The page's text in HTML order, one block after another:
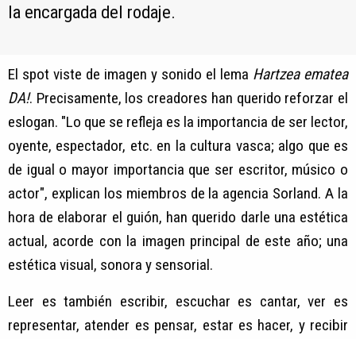
la encargada del rodaje.
El spot viste de imagen y sonido el lema Hartzea ematea
DA!. Precisamente, los creadores han querido reforzar el
eslogan. "Lo que se refleja es la importancia de ser lector,
oyente, espectador, etc. en la cultura vasca; algo que es
de igual o mayor importancia que ser escritor, músico o
actor", explican los miembros de la agencia Sorland. A la
hora de elaborar el guión, han querido darle una estética
actual, acorde con la imagen principal de este año; una
estética visual, sonora y sensorial.
Leer es también escribir, escuchar es cantar, ver es
representar, atender es pensar, estar es hacer, y recibir